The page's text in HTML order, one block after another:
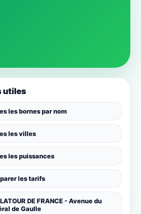
utiles
les bornes par nom
les villes
les puissances
les tarifs
DE FRANCE - Avenue du
de Gaulle